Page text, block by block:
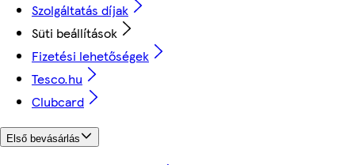
Szolgáltatás díjak
Süti beállítások
Fizetési lehetőségek
Tesco.hu
Clubcard
Első bevásárlás